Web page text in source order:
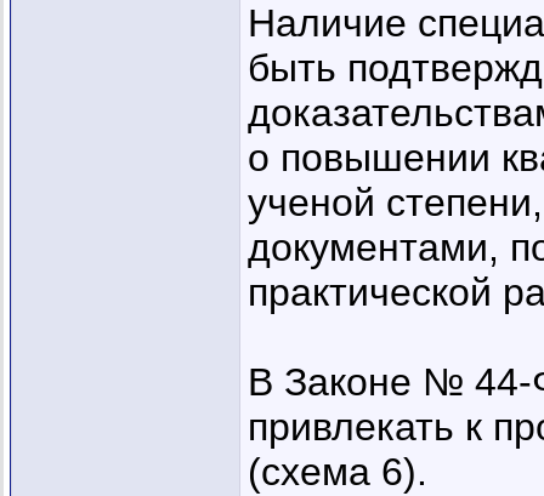
Наличие
быть
о повышении
ученой
документами,
практической
В Законе № 44-
привлекать к
(схема 6).